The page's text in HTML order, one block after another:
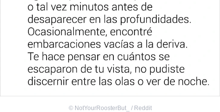
© NotYourRoosterBut_ / Reddit